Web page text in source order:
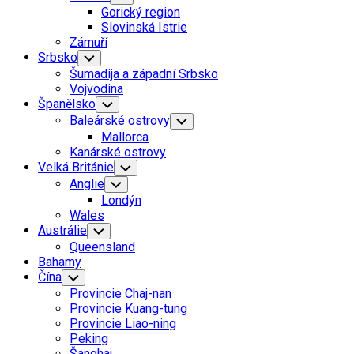
Child
Menu
Gorický region
Slovinská Istrie
Zámuří
Srbsko Toggle
Child
Menu
Šumadija a západní Srbsko
Vojvodina
Španělsko Toggle
Child
Menu
Baleárské ostrovy Toggle
Child
Mallorca
Kanárské ostrovy
Velká Británie Toggle
Child
Menu
Anglie Toggle
Child
Menu
Londýn
Wales
Austrálie Toggle
Child
Menu
Queensland
Bahamy
Čína Toggle
Child
Menu
Provincie Chaj-nan
Provincie Kuang-tung
Provincie Liao-ning
Peking